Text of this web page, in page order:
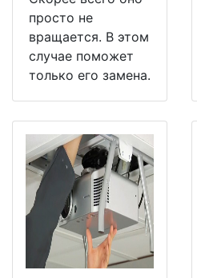
просто не
вращается. В этом
случае поможет
только его замена.